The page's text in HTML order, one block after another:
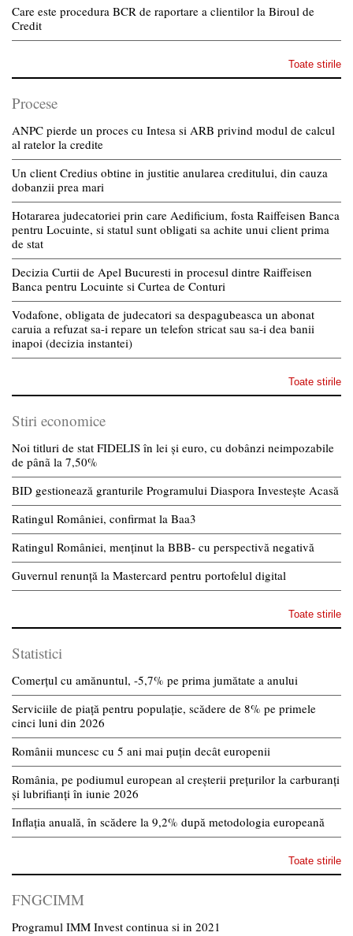
Care este procedura BCR de raportare a clientilor la Biroul de
Credit
Toate stirile
Procese
ANPC pierde un proces cu Intesa si ARB privind modul de calcul
al ratelor la credite
Un client Credius obtine in justitie anularea creditului, din cauza
dobanzii prea mari
Hotararea judecatoriei prin care Aedificium, fosta Raiffeisen Banca
pentru Locuinte, si statul sunt obligati sa achite unui client prima
de stat
Decizia Curtii de Apel Bucuresti in procesul dintre Raiffeisen
Banca pentru Locuinte si Curtea de Conturi
Vodafone, obligata de judecatori sa despagubeasca un abonat
caruia a refuzat sa-i repare un telefon stricat sau sa-i dea banii
inapoi (decizia instantei)
Toate stirile
Stiri economice
Noi titluri de stat FIDELIS în lei și euro, cu dobânzi neimpozabile
de pânã la 7,50%
BID gestionează granturile Programului Diaspora Investește Acasă
Ratingul României, confirmat la Baa3
Ratingul României, menținut la BBB- cu perspectivă negativă
Guvernul renunță la Mastercard pentru portofelul digital
Toate stirile
Statistici
Comerțul cu amănuntul, -5,7% pe prima jumătate a anului
Serviciile de piață pentru populație, scădere de 8% pe primele
cinci luni din 2026
Românii muncesc cu 5 ani mai puțin decât europenii
România, pe podiumul european al creșterii prețurilor la carburanți
și lubrifianți în iunie 2026
Inflația anuală, în scădere la 9,2% după metodologia europeană
Toate stirile
FNGCIMM
Programul IMM Invest continua si in 2021